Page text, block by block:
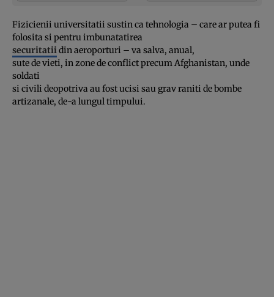
Fizicienii universitatii sustin ca tehnologia – care ar putea fi
folosita si pentru imbunatatirea
securitatiidin aeroporturi – va salva, anual,
sute de vieti, in zone de conflict precum Afghanistan, unde
soldati
si civili deopotriva au fost ucisi sau grav raniti de bombe
artizanale, de-a lungul timpului.